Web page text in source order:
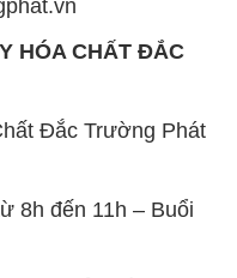
HÓA CHẤT ĐẮC
Đắc Trường Phát
8h đến 11h – Buổi